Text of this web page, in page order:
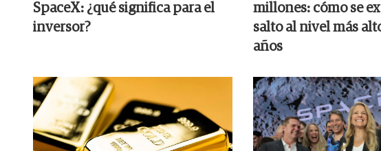
SpaceX: ¿qué significa para el
inversor?
millones: cómo se
salto al nivel más
años